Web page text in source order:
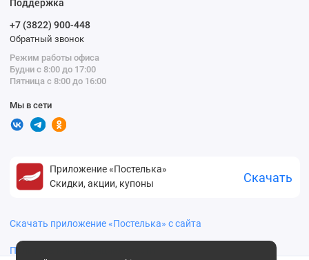
Поддержка
+7 (3822) 900-448
Обратный звонок
Режим работы офиса
Будни с 8:00 до 17:00
Пятница с 8:00 до 16:00
Мы в сети
Приложение «Постелька»
Скидки, акции, купоны
Скачать
Скачать приложение «Постелька» с сайта
Политика конфиденциальности